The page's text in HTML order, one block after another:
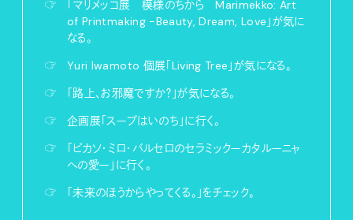
☞
「マリメッコ展 模様のちから Marimekko: Art
of Printmaking -Beauty, Dream, Love」が気に
なる。
☞
Yuri Iwamoto 個展「Living Tree」が気になる。
☞
「路上、お邪魔ですか？」が気になる。
☞
企画展「スープはいのち」に行く。
☞
「ピカソ・ミロ・バルセロのセラミックーカタルーニャ
への愛ー」に行く。
☞
「未来のほうからやってくる。」をチェック。